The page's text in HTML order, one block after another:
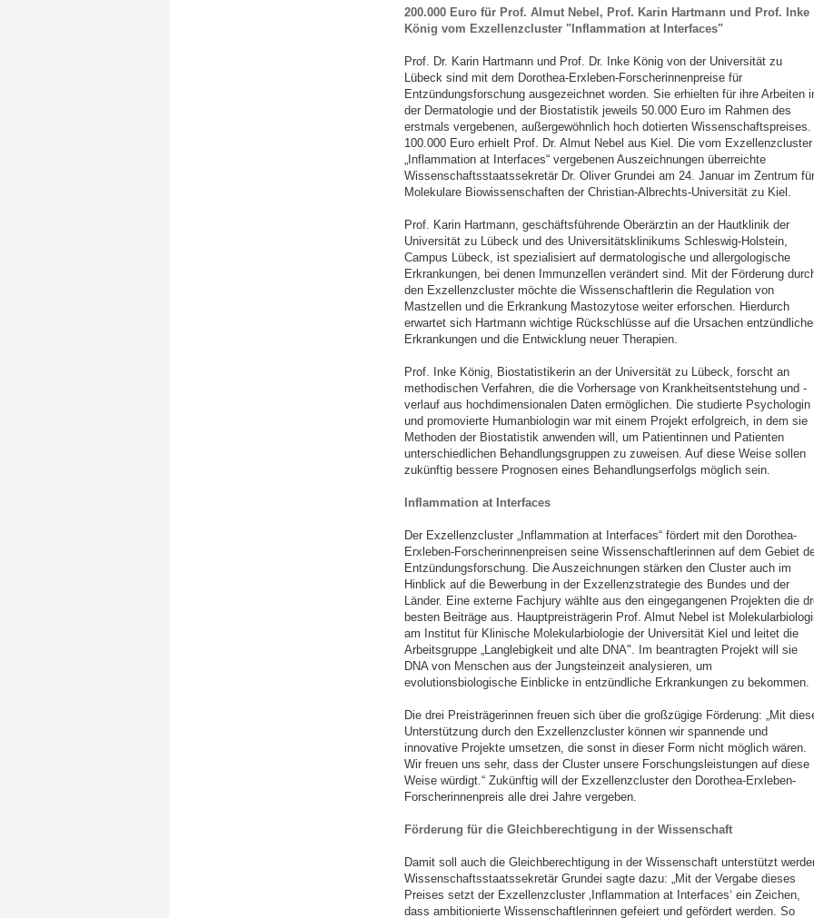
200.000 Euro für Prof. Almut Nebel, Prof. Karin Hartmann und Prof. Inke
König vom Exzellenzcluster "Inflammation at Interfaces"
Prof. Dr. Karin Hartmann und Prof. Dr. Inke König von der Universität zu
Lübeck sind mit dem Dorothea-Erxleben-Forscherinnenpreise für
Entzündungsforschung ausgezeichnet worden. Sie erhielten für ihre Arbeiten
der Dermatologie und der Biostatistik jeweils 50.000 Euro im Rahmen des
erstmals vergebenen, außergewöhnlich hoch dotierten Wissenschaftspreises.
100.000 Euro erhielt Prof. Dr. Almut Nebel aus Kiel. Die vom Exzellenzcluster
„Inflammation at Interfaces“ vergebenen Auszeichnungen überreichte
Wissenschaftsstaatssekretär Dr. Oliver Grundei am 24. Januar im Zentrum für
Molekulare Biowissenschaften der Christian-Albrechts-Universität zu Kiel.
Prof. Karin Hartmann, geschäftsführende Oberärztin an der Hautklinik der
Universität zu Lübeck und des Universitätsklinikums Schleswig-Holstein,
Campus Lübeck, ist spezialisiert auf dermatologische und allergologische
Erkrankungen, bei denen Immunzellen verändert sind. Mit der Förderung
den Exzellenzcluster möchte die Wissenschaftlerin die Regulation von
Mastzellen und die Erkrankung Mastozytose weiter erforschen. Hierdurch
erwartet sich Hartmann wichtige Rückschlüsse auf die Ursachen
Erkrankungen und die Entwicklung neuer Therapien.
Prof. Inke König, Biostatistikerin an der Universität zu Lübeck, forscht an
methodischen Verfahren, die die Vorhersage von Krankheitsentstehung und -
verlauf aus hochdimensionalen Daten ermöglichen. Die studierte Psychologin
und promovierte Humanbiologin war mit einem Projekt erfolgreich, in dem sie
Methoden der Biostatistik anwenden will, um Patientinnen und Patienten
unterschiedlichen Behandlungsgruppen zu zuweisen. Auf diese Weise sollen
zukünftig bessere Prognosen eines Behandlungserfolgs möglich sein.
Inflammation at Interfaces
Der Exzellenzcluster „Inflammation at Interfaces“ fördert mit den Dorothea-
Erxleben-Forscherinnenpreisen seine Wissenschaftlerinnen auf dem Gebiet
Entzündungsforschung. Die Auszeichnungen stärken den Cluster auch im
Hinblick auf die Bewerbung in der Exzellenzstrategie des Bundes und der
Länder. Eine externe Fachjury wählte aus den eingegangenen Projekten die
besten Beiträge aus. Hauptpreisträgerin Prof. Almut Nebel ist
am Institut für Klinische Molekularbiologie der Universität Kiel und leitet die
Arbeitsgruppe „Langlebigkeit und alte DNA". Im beantragten Projekt will sie
DNA von Menschen aus der Jungsteinzeit analysieren, um
evolutionsbiologische Einblicke in entzündliche Erkrankungen zu bekommen.
Die drei Preisträgerinnen freuen sich über die großzügige Förderung: „Mit
Unterstützung durch den Exzellenzcluster können wir spannende und
innovative Projekte umsetzen, die sonst in dieser Form nicht möglich wären.
Wir freuen uns sehr, dass der Cluster unsere Forschungsleistungen auf diese
Weise würdigt.“ Zukünftig will der Exzellenzcluster den Dorothea-Erxleben-
Forscherinnenpreis alle drei Jahre vergeben.
Förderung für die Gleichberechtigung in der Wissenschaft
Damit soll auch die Gleichberechtigung in der Wissenschaft unterstützt
Wissenschaftsstaatssekretär Grundei sagte dazu: „Mit der Vergabe dieses
Preises setzt der Exzellenzcluster ‚Inflammation at Interfaces‘ ein Zeichen,
dass ambitionierte Wissenschaftlerinnen gefeiert und gefördert werden. So